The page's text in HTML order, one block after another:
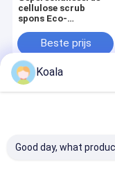
cellulose scrub
spons Eco-
reinigingBeste prijs
Thuis
Jiaxing Gloria
Koala
Good day, what